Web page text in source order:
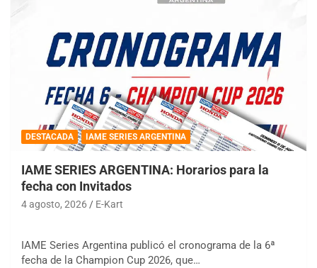
DESTACADA IAME SERIES ARGENTINA
IAME SERIES ARGENTINA: Horarios para la
fecha con Invitados
4 agosto, 2026 E-Kart
IAME Series Argentina publicó el cronograma de la 6ª
fecha de la Champion Cup 2026, que…